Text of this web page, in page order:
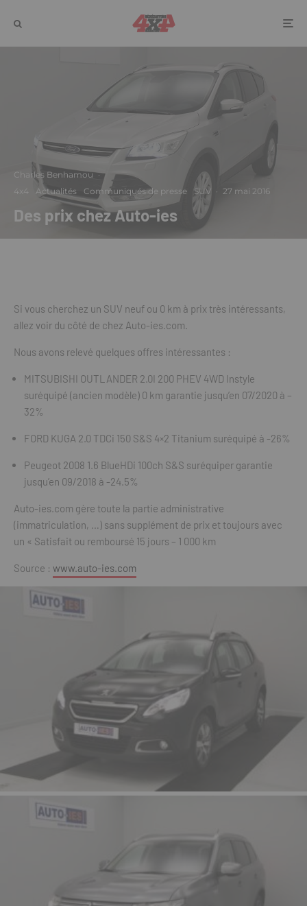
Charles Benhamou ·
4x4
Actualités Communiqués de presse SUV · 27 mai 2016
Des prix chez Auto-ies
Si vous cherchez un SUV neuf ou 0 km à prix très intéressants,
allez voir du côté de chez Auto-ies.com.
Nous avons relevé quelques offres intéressantes :
MITSUBISHI OUTLANDER 2.0I 200 PHEV 4WD Instyle
suréquipé (ancien modèle) 0 km garantie jusqu’en 07/2020 à –
32%
FORD KUGA 2.0 TDCi 150 S&S 4×2 Titanium suréquipé à -26%
Peugeot 2008 1.6 BlueHDi 100ch S&S suréquiper garantie
jusqu’en 09/2018 à -24.5%
Auto-ies.com gère toute la partie administrative
(immatriculation, …) sans supplément de prix et toujours avec
un « Satisfait ou remboursé 15 jours – 1 000 km
Source : www.auto-ies.com